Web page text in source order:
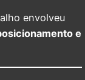
envolveu
e